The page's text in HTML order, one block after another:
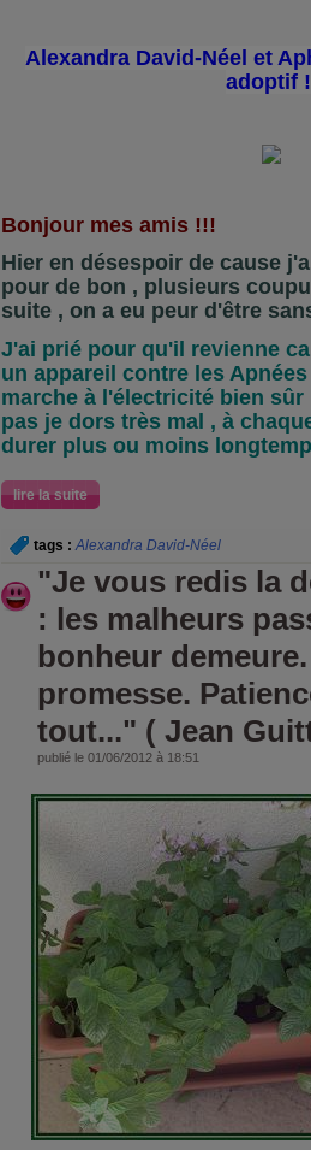
Alexandra David-Néel et
adoptif
Bonjour mes amis !!!
Hier en désespoir de cause
pour de bon , plusieurs
suite , on a eu peur d'être
J'ai prié pour qu'il revienne
un appareil contre les
marche à l'électricité bien
pas je dors très mal , à
durer plus ou moins
lire la suite
tags : Alexandra David-Néel
"Je vous redis la
: les malheurs
bonheur
promesse.
tout..." ( Jean
publié le 01/06/2012 à 18:51